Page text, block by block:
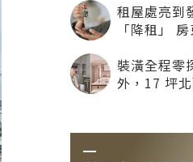
租屋處亮到
「降租」
裝潢全程零
外，17 坪